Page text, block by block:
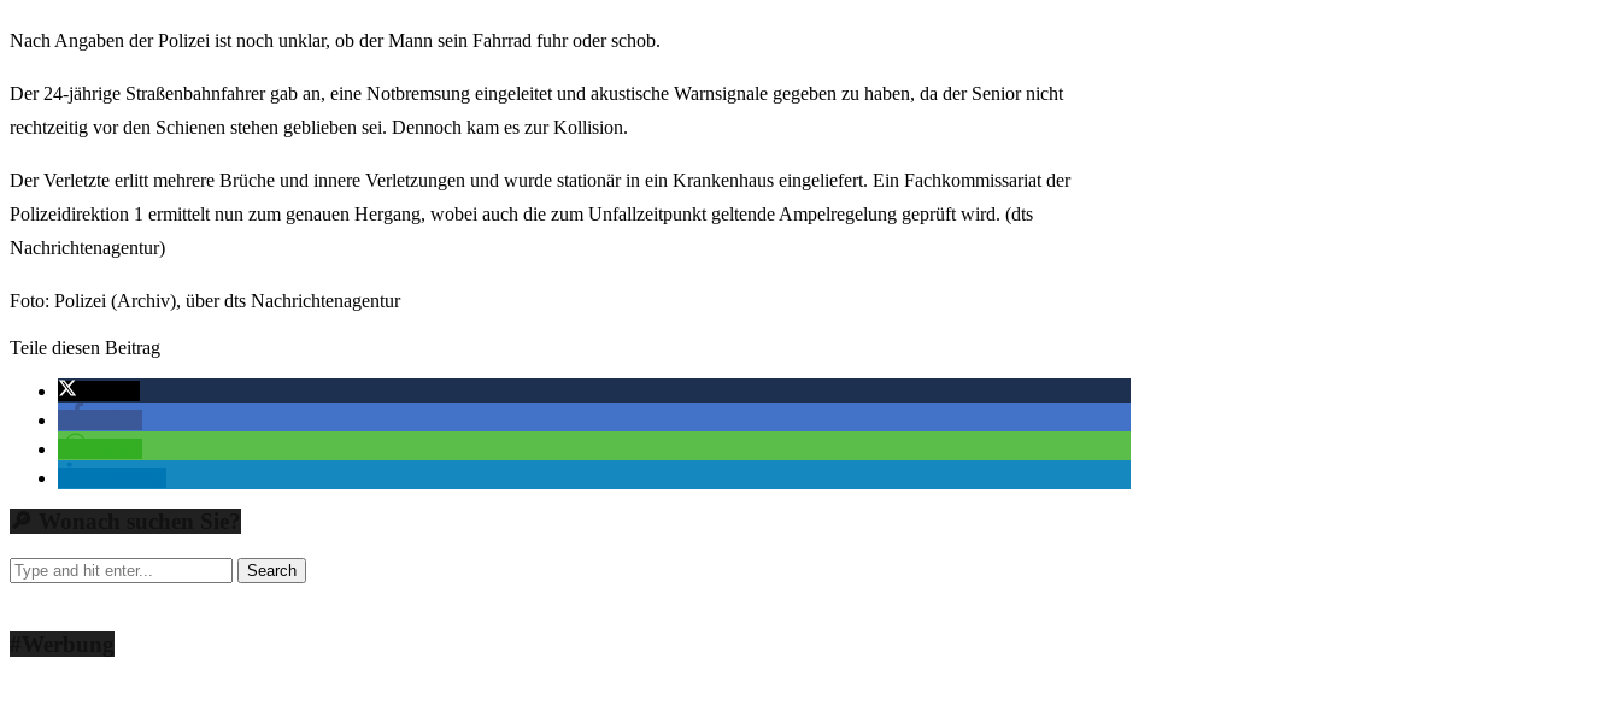
Nach Angaben der Polizei ist noch unklar, ob der Mann sein Fahrrad fuhr oder schob.
Der 24-jährige Straßenbahnfahrer gab an, eine Notbremsung eingeleitet und akustische Warnsignale gegeben zu haben, da der Senior nicht
rechtzeitig vor den Schienen stehen geblieben sei. Dennoch kam es zur Kollision.
Der Verletzte erlitt mehrere Brüche und innere Verletzungen und wurde stationär in ein Krankenhaus eingeliefert. Ein Fachkommissariat der
Polizeidirektion 1 ermittelt nun zum genauen Hergang, wobei auch die zum Unfallzeitpunkt geltende Ampelregelung geprüft wird. (dts
Nachrichtenagentur)
Foto: Polizei (Archiv), über dts Nachrichtenagentur
Teile diesen Beitrag